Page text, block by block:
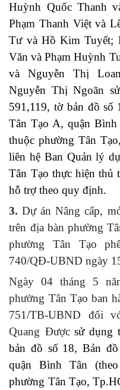
Huỳnh Quốc Thanh
Phạm Thanh Việt và
Tư và Hồ Kim Tuyết;
Văn và Phạm Huỳnh
và Nguyễn Thị
Nguyễn Thị Ngoãn
591,119, tờ bản đồ số
Tân Tạo A, quận
thuộc phường Tân
liên hệ Ban Quản lý
Tân Tạo thực hiện thủ
hỗ trợ theo quy định.
3. Dự án Nâng cấp,
trên địa bàn phường
phường Tân Tạo
740/QĐ-UBND ngày
Ngày 04 tháng 5
phường Tân Tạo ban
751/TB-UBND đối
Quang Được sử dụng
bản đồ số 18, Bản
quận Bình Tân
phường Tân Tạo,